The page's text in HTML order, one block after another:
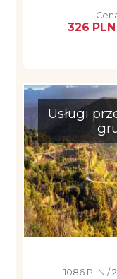
326 PLN
Usługi
1086 PLN /